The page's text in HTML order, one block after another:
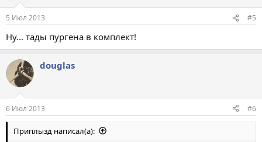
5 Июл 2013 #5
Ну... тады пургена в комплект!
douglas
6 Июл 2013 #6
Приплызд написал(а):